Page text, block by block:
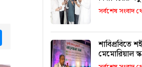
উদ্বোধন করলেন
সর্বশেষ সংবাদ
শাবিপ্রবিতে
মেমোরিয়াল
ঘোষণা